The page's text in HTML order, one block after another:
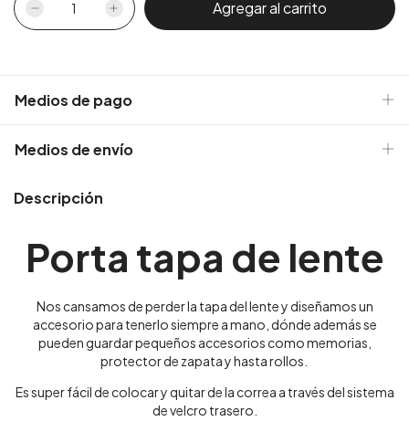
Medios de pago
Medios de envío
Descripción
Porta tapa de lente
Nos cansamos de perder la tapa del lente y diseñamos un
accesorio para tenerlo siempre a mano, dónde además se
pueden guardar pequeños accesorios como memorias,
protector de zapata y hasta rollos.
Es super fácil de colocar y quitar de la correa a través del sistema
de velcro trasero.